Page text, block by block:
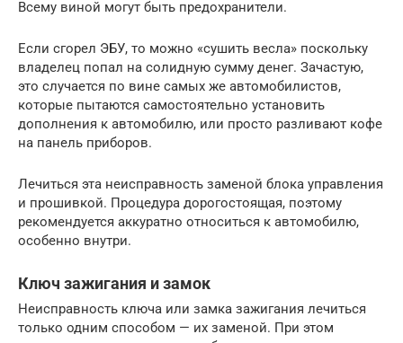
Всему виной могут быть предохранители.
Если сгорел ЭБУ, то можно «сушить весла» поскольку
владелец попал на солидную сумму денег. Зачастую,
это случается по вине самых же автомобилистов,
которые пытаются самостоятельно установить
дополнения к автомобилю, или просто разливают кофе
на панель приборов.
Лечиться эта неисправность заменой блока управления
и прошивкой. Процедура дорогостоящая, поэтому
рекомендуется аккуратно относиться к автомобилю,
особенно внутри.
Ключ зажигания и замок
Неисправность ключа или замка зажигания лечиться
только одним способом — их заменой. При этом